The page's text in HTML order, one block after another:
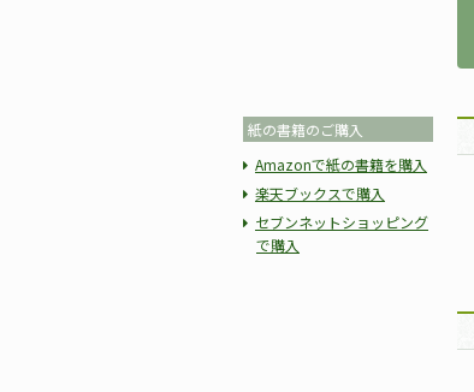
紙の書籍のご購入
Amazonで紙の書籍を購入
楽天ブックスで購入
セブンネットショッピング
で購入